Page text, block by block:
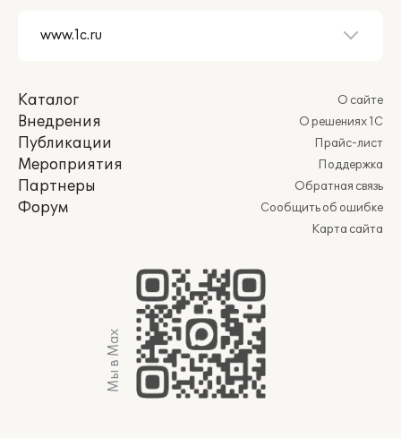
Каталог
Внедрения
Публикации
Мероприятия
Партнеры
Форум
О сайте
О решениях 1С
Прайс-лист
Поддержка
Обратная связь
Сообщить об ошибке
Карта сайта
Мы в Max